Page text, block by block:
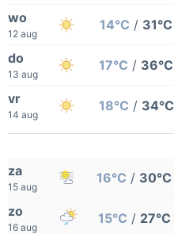
wo
12 aug
14°C / 31°C
do
13 aug
17°C / 36°C
vr
14 aug
18°C / 34°C
za
15 aug
16°C / 30°C
zo
16 aug
15°C / 27°C